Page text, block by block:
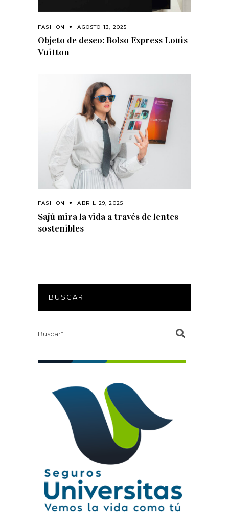
FASHION AGOSTO 13, 2025
Objeto de deseo: Bolso Express Louis
Vuitton
FASHION ABRIL 29, 2025
Sajú mira la vida a través de lentes
sostenibles
BUSCAR